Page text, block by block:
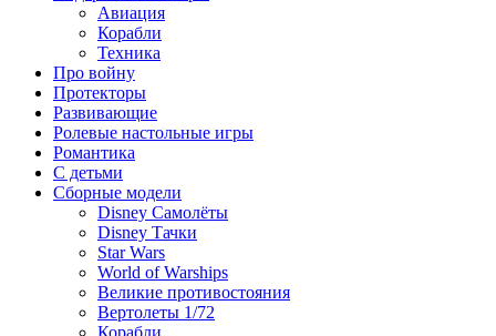
Авиация
Корабли
Техника
Про войну
Протекторы
Развивающие
Ролевые настольные игры
Романтика
С детьми
Сборные модели
Disney Самолёты
Disney Тачки
Star Wars
World of Warships
Великие противостояния
Вертолеты 1/72
Корабли